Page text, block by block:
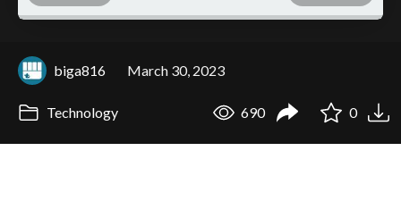
biga816 March 30, 2023
Technology 690 0